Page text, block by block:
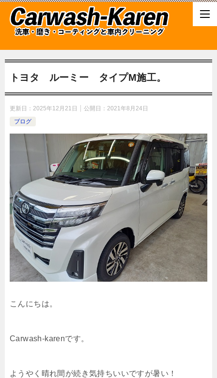
トヨタ ルーミー タイプM施工。
更新日： 2025年12月21日 公開日： 2021年8月24日
ブログ
こんにちは。
Carwash-karenです。
ようやく晴れ間が続き気持ちいいですが暑い！